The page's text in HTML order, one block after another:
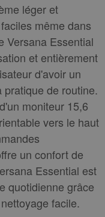
léger et
même dans
Versana Essential
et entièrement
d'avoir un
de routine.
moniteur 15,6
vers le haut
un confort de
Essential est
quotidienne grâce
facile.